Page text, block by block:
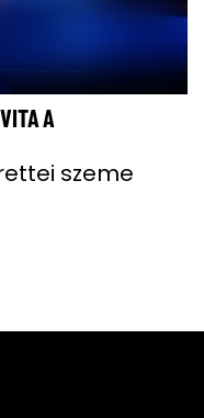
A
szeme